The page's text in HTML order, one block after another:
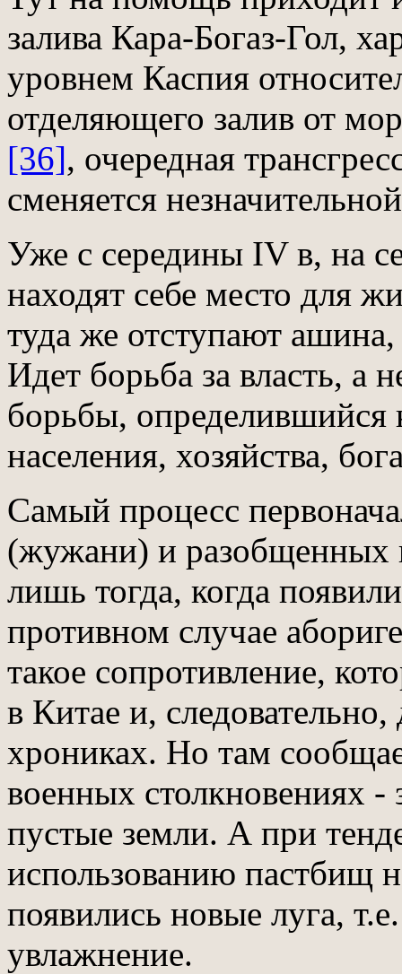
залива Кара-Богаз-Гол,
уровнем Каспия
отделяющего залив от
[36], очередная
сменяется
Уже с середины IV в, на
находят себе место для
туда же отступают
Идет борьба за власть, а
борьбы, определившийся
населения, хозяйства,
Самый процесс
(жужани) и разобщенных
лишь тогда, когда
противном случае
такое сопротивление,
в Китае и,
хрониках. Но там
военных столкновениях -
пустые земли. А при
использованию пастбищ
появились новые луга,
увлажнение.